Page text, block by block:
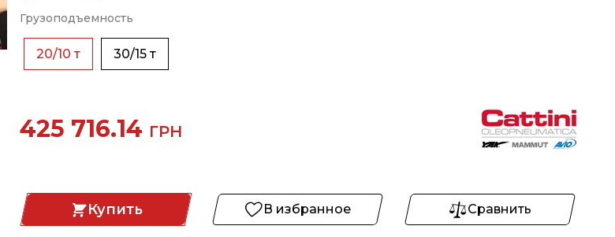
Грузоподъемность
20/10 т 30/15 т
425 716.14 ГРН
Купить В избранное Сравнить